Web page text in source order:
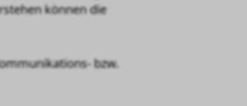
können die
bzw.